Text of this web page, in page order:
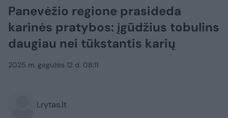
Panevėžio regione prasideda
karinės pratybos: įgūdžius tobulins
daugiau nei tūkstantis karių
2025 m. gegužės 12 d. 08:11
Lrytas.lt